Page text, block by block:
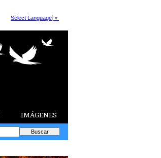
Select Language ▼
IMÁGENES